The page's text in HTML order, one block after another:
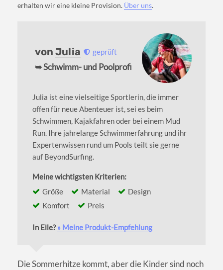
erhalten wir eine kleine Provision. Über uns.
vonJulia geprüft
➥ Schwimm- und Poolprofi
Julia ist eine vielseitige Sportlerin, die immer
offen für neue Abenteuer ist, sei es beim
Schwimmen, Kajakfahren oder bei einem Mud
Run. Ihre jahrelange Schwimmerfahrung und ihr
Expertenwissen rund um Pools teilt sie gerne
auf BeyondSurfing.
Meine wichtigsten Kriterien:
Größe
Material
Design
Komfort
Preis
In Eile?» Meine Produkt-Empfehlung
Die Sommerhitze kommt, aber die Kinder sind noch